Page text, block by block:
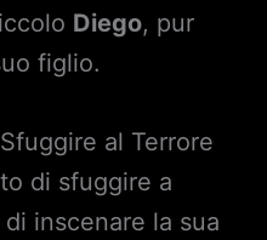
Diego, pur
figlio.
al Terrore
di sfuggire a
inscenare la sua